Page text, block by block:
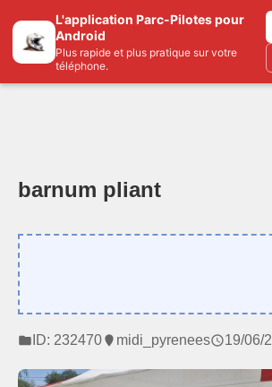
L'application Parc-Pilotes pour
Android
Plus rapide et plus pratique sur votre
téléphone.
Parc-pilotes.com
barnum pliant
ID: 232470 midi_pyrenees 19/06/